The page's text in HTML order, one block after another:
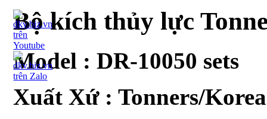
Bộ kích thủy lực
Model :DR-10050 sets
Xuất Xứ : Tonners/Korea